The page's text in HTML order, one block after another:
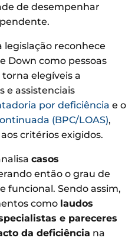
de desempenhar
legislação reconhece
Down como pessoas
elegíveis a
e assistenciais
por deficiência e o
(BPC/LOAS),
critérios exigidos.
casos
então o grau de
funcional. Sendo assim,
como laudos
e pareceres
da deficiência na